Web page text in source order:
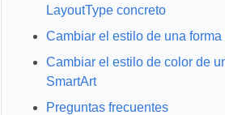
LayoutType concreto
Cambiar el estilo de una forma
Cambiar el estilo de color de
SmartArt
Preguntas frecuentes